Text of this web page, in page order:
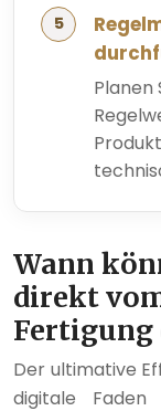
Planen
Wann
direkt
Fertigung
Der ultimative
digitale